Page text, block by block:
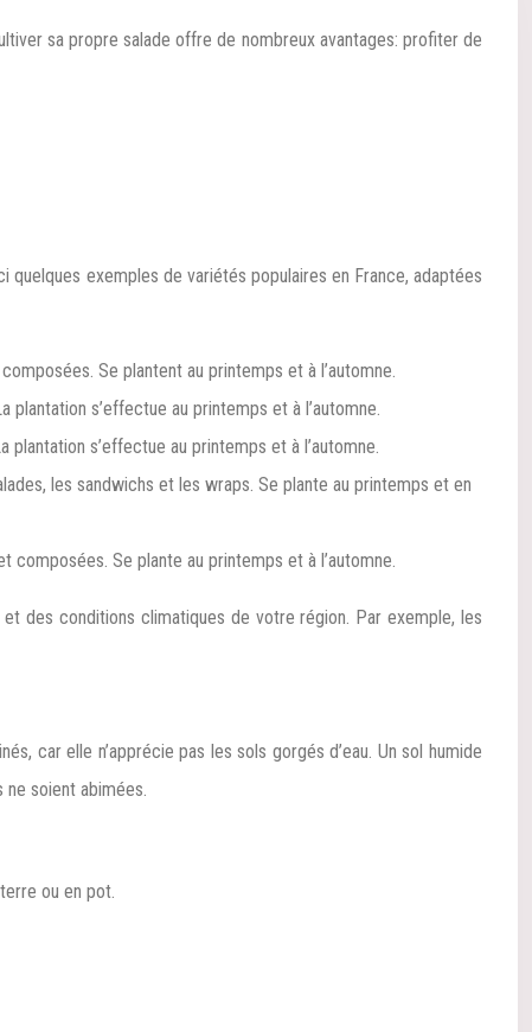
exemples de variétés populaires en France, adaptées
Se plantent au printemps et à l’automne.
s’effectue au printemps et à l’automne.
s’effectue au printemps et à l’automne.
les sandwichs et les wraps. Se plante au printemps et en
Se plante au printemps et à l’automne.
des conditions climatiques de votre région. Par exemple, les
car elle n’apprécie pas les sols gorgés d’eau. Un sol humide
soient abimées.
ou en pot.